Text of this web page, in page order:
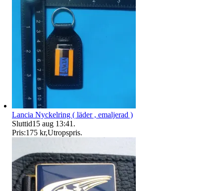
Lancia Nyckelring ( läder , emaljerad )
Sluttid15 aug 13:41 .
Pris:175 kr,Utropspris.